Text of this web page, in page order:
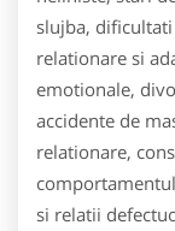
slujba,
relationare si
emotionale,
accidente de
relationare,
si relatii